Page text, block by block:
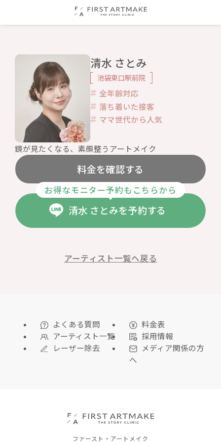
清水 さとみ
池袋東口駅前院
全年齢対応
落ち着いた接客
ママ世代から人気
鏡が見たくなる、素顔整うアートメイク
料金を確認する
お得なモニター予約もこちらから
清水 さとみを予約する
アーティスト一覧へ戻る
よくある質問
料金表
アーティスト一覧
採用情報
レーザー除去
メディア関係の方
へ
ファースト・アートメイク